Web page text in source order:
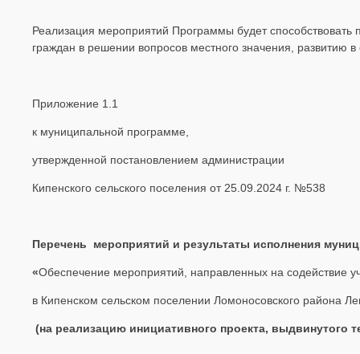
Реализация мероприятий Программы будет
граждан в решении вопросов местного значения, развитию
Приложение 1.1
к муниципальной программе,
утвержденной постановлением администрации
Кипенского сельского поселения от 25.09.2024 г. №538
Перечень мероприятий и результаты исполнения
«Обеспечение мероприятий, направленных на содействие
в Кипенском сельском поселении Ломоносовского района
(на реализацию инициативного проекта,